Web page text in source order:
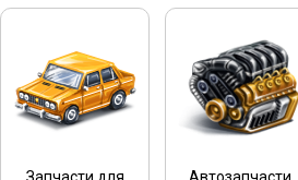
Запчасти для
Автозапчасти